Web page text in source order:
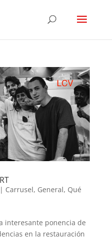
Carrusel, General, Qué
interesante ponencia de
en la restauración